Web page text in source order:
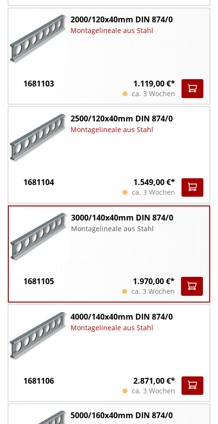
2000/120x40mm DIN 874/0
Montagelineale aus Stahl
1681103 1.119,00 €*
ca. 3 Wochen
2500/120x40mm DIN 874/0
Montagelineale aus Stahl
1681104 1.549,00 €*
ca. 3 Wochen
3000/140x40mm DIN 874/0
Montagelineale aus Stahl
1681105 1.970,00 €*
ca. 3 Wochen
4000/140x40mm DIN 874/0
Montagelineale aus Stahl
1681106 2.871,00 €*
ca. 3 Wochen
5000/160x40mm DIN 874/0